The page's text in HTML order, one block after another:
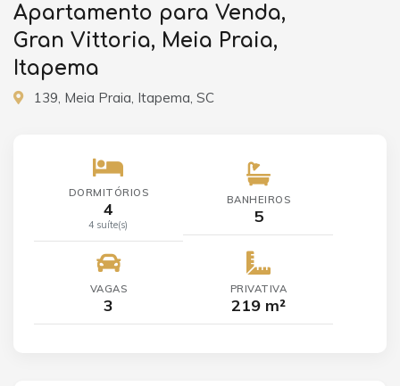
Apartamento para Venda,
Gran Vittoria, Meia Praia,
Itapema
139, Meia Praia, Itapema, SC
DORMITÓRIOS
4
4 suíte(s)
BANHEIROS
5
VAGAS
3
PRIVATIVA
219 m²